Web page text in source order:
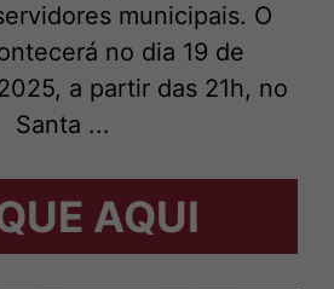
municipais. O
no dia 19 de
a partir das 21h, no
Santa ...
AQUI